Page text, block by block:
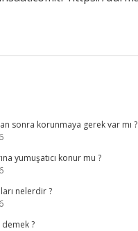
sonra korunmaya gerek var mı ?
yumuşatıcı konur mu ?
nelerdir ?
?